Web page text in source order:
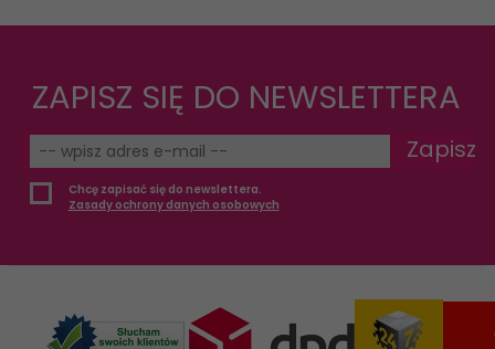
ZAPISZ SIĘ DO NEWSLETTERA
Zapisz
Chcę zapisać się do newslettera.
Zasady ochrony danych osobowych